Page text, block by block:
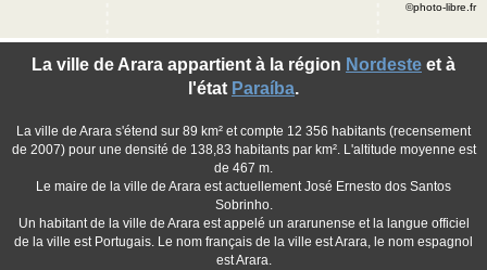
La ville de Arara appartient à la région Nordeste et à
l'état Paraíba.
La ville de Arara s'étend sur 89 km² et compte 12 356 habitants (recensement
de 2007) pour une densité de 138,83 habitants par km². L'altitude moyenne est
de 467 m.
Le maire de la ville de Arara est actuellement José Ernesto dos Santos
Sobrinho.
Un habitant de la ville de Arara est appelé un ararunense et la langue officiel
de la ville est Portugais. Le nom français de la ville est Arara, le nom espagnol
est Arara.
©photo-libre.fr